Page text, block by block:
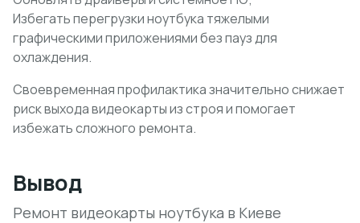
Избегать перегрузки ноутбука тяжелыми
графическими приложениями без пауз для
охлаждения.
Своевременная профилактика значительно снижает
риск выхода видеокарты из строя и помогает
избежать сложного ремонта.
Вывод
Ремонт видеокарты ноутбука в Киеве